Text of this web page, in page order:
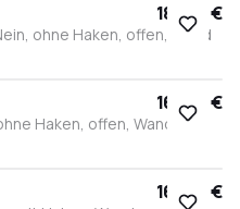
185,00 €
ohne Haken, offen, Wand
167,00 €
Haken, offen, Wand
162,50 €